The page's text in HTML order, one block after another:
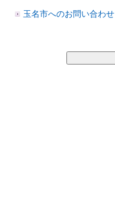
玉名市へのお問い合わせ